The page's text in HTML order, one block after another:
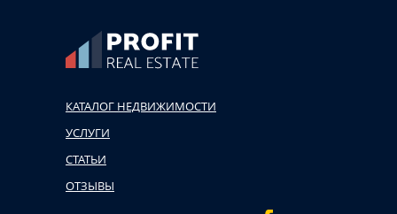
КАТАЛОГ НЕДВИЖИМОСТИ
УСЛУГИ
СТАТЬИ
ОТЗЫВЫ